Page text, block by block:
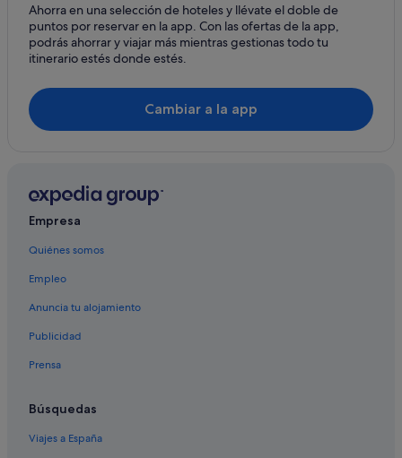
Ahorra en una selección de hoteles y llévate el doble de
puntos por reservar en la app. Con las ofertas de la app,
podrás ahorrar y viajar más mientras gestionas todo tu
itinerario estés donde estés.
Cambiar a la app
Empresa
Quiénes somos
Empleo
Anuncia tu alojamiento
Publicidad
Prensa
Búsquedas
Viajes a España